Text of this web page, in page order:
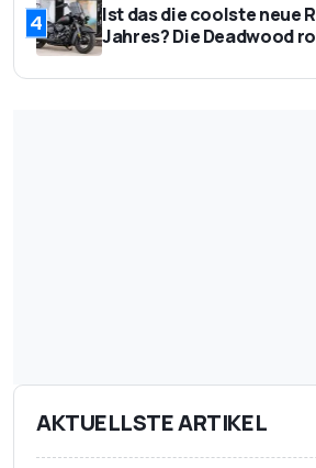
4
Ist das die coolste neue
Jahres? Die Deadwood
AKTUELLSTE ARTIKEL